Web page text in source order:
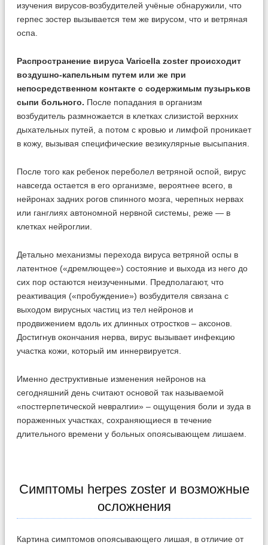
изучения вирусов-возбудителей учёные обнаружили, что
герпес зостер вызывается тем же вирусом, что и ветряная
оспа.
Распространение вируса Varicella zoster происходит
воздушно-капельным путем или же при
непосредственном контакте с содержимым пузырьков
сыпи больного. После попадания в организм
возбудитель размножается в клетках слизистой верхних
дыхательных путей, а потом с кровью и лимфой проникает
в кожу, вызывая специфические везикулярные высыпания.
После того как ребенок переболел ветряной оспой, вирус
навсегда остается в его организме, вероятнее всего, в
нейронах задних рогов спинного мозга, черепных нервах
или ганглиях автономной нервной системы, реже — в
клетках нейроглии.
Детально механизмы перехода вируса ветряной оспы в
латентное («дремлющее») состояние и выхода из него до
сих пор остаются неизученными. Предполагают, что
реактивация («пробуждение») возбудителя связана с
выходом вирусных частиц из тел нейронов и
продвижением вдоль их длинных отростков – аксонов.
Достигнув окончания нерва, вирус вызывает инфекцию
участка кожи, который им иннервируется.
Именно деструктивные изменения нейронов на
сегодняшний день считают основой так называемой
«постгерпетической невралгии» – ощущения боли и зуда в
пораженных участках, сохраняющиеся в течение
длительного времени у больных опоясывающем лишаем.
Симптомы herpes zoster и возможные
осложнения
Картина симптомов опоясывающего лишая, в отличие от